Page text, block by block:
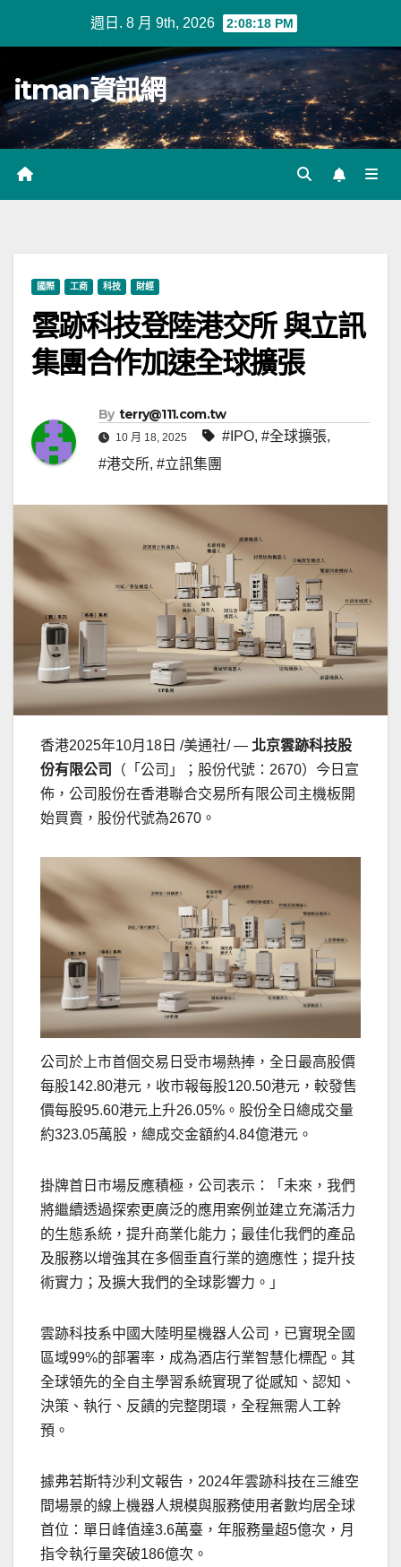
週日. 8 月 9th, 2026 2:08:19 PM
itman資訊網
國際 工商 科技 財經
雲跡科技登陸港交所 與立訊
集團合作加速全球擴張
By terry@111.com.tw
10 月 18, 2025 #IPO, #全球擴張,
#港交所, #立訊集團
香港2025年10月18日 /美通社/ — 北京雲跡科技股
份有限公司
（「公司」；股份代號：2670）今日宣
佈，公司股份在香港聯合交易所有限公司主機板開
始買賣，股份代號為2670。
公司於上市首個交易日受市場熱捧，全日最高股價
每股142.80港元，收市報每股120.50港元，較發售
價每股95.60港元上升26.05%。股份全日總成交量
約323.05萬股，總成交金額約4.84億港元。
掛牌首日市場反應積極，公司表示：「未來，我們
將繼續透過探索更廣泛的應用案例並建立充滿活力
的生態系統，提升商業化能力；最佳化我們的產品
及服務以增強其在多個垂直行業的適應性；提升技
術實力；及擴大我們的全球影響力。」
雲跡科技系中國大陸明星機器人公司，已實現全國
區域99%的部署率，成為酒店行業智慧化標配。其
全球領先的全自主學習系統實現了從感知、認知、
決策、執行、反饋的完整閉環，全程無需人工幹
預。
據弗若斯特沙利文報告，2024年雲跡科技在三維空
間場景的線上機器人規模與服務使用者數均居全球
首位：單日峰值達3.6萬臺，年服務量超5億次，月
指令執行量突破186億次。